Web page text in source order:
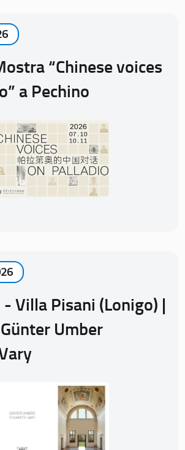
“Chinese voices
a Pechino
Villa Pisani (Lonigo) |
Umber